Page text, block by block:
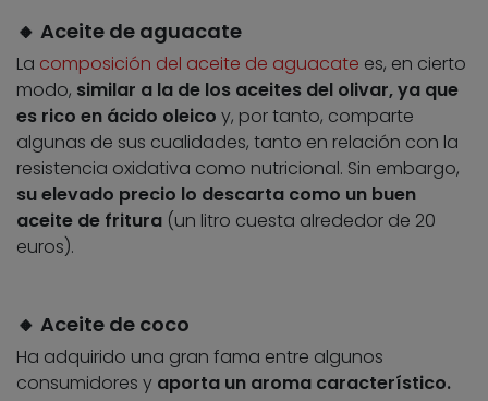
🔸 Aceite de aguacate
La composición del aceite de aguacate es, en cierto
modo, similar a la de los aceites del olivar, ya que
es rico en ácido oleico y, por tanto, comparte
algunas de sus cualidades, tanto en relación con la
resistencia oxidativa como nutricional. Sin embargo,
su elevado precio lo descarta como un buen
aceite de fritura (un litro cuesta alrededor de 20
euros).
🔸 Aceite de coco
Ha adquirido una gran fama entre algunos
consumidores y aporta un aroma característico.